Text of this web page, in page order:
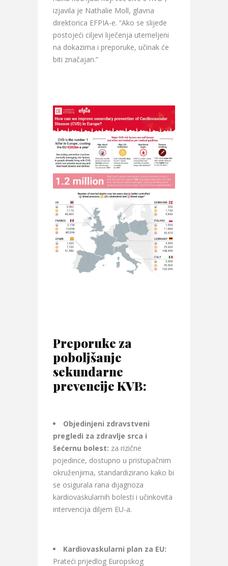
izjavila je Nathalie Moll, glavna
direktorica EFPIA-e. “Ako se slijede
postojeći ciljevi liječenja utemeljeni
na dokazima i preporuke, učinak će
biti značajan.”
Preporuke za
poboljšanje
sekundarne
prevencije KVB:
Objedinjeni zdravstveni
pregledi za zdravlje srca i
šećernu bolest: za rizične
pojedince, dostupno u pristupačnim
okruženjima, standardizirano kako bi
se osigurala rana dijagnoza
kardiovaskularnih bolesti i učinkovita
intervencija diljem EU-a.
Kardiovaskularni plan za EU:
Prateći prijedlog Europskog